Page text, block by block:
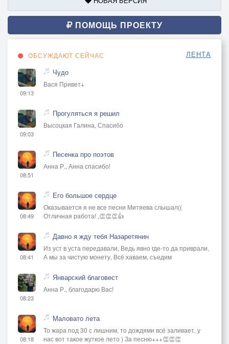
ПОМОЩЬ ПРОЕКТУ
ОБСУЖДАЮТ СЕЙЧАС ЛЕНТА
09:13
Чудо
Вася Привет+
09:03
Прогуляться я решил
Высоцкая Галина, Спасибо
08:51
Песенка про поэтов
Анна Р., Анна спасибо!
08:49
Его большое сердце
Оказывается я не все песни Митяева слышал((
Отличная работа! ,👏👏👏👍
08:41
Давно я жду тебя Назаретянин
Из уст в уста передавали, Ведь явно где-то да приврали,
А мы за чистую монету, Всё хаваем, съедим
08:23
Январский благовест
Анна Р., благодарю Вас!
08:18
Маловато лета
То жара под 30 с лишним, то дождями всё заливает, у
нас вот такое жуткое лето ) За песню+++👏👏👏